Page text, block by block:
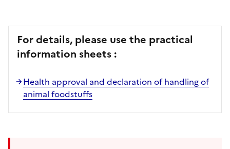
For details, please use the practical
information sheets :
Health approval and declaration of handling of
animal foodstuffs